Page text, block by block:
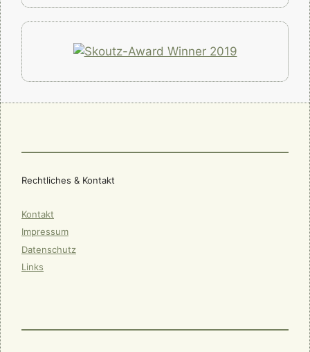
Rechtliches & Kontakt
Kontakt
Impressum
Datenschutz
Links